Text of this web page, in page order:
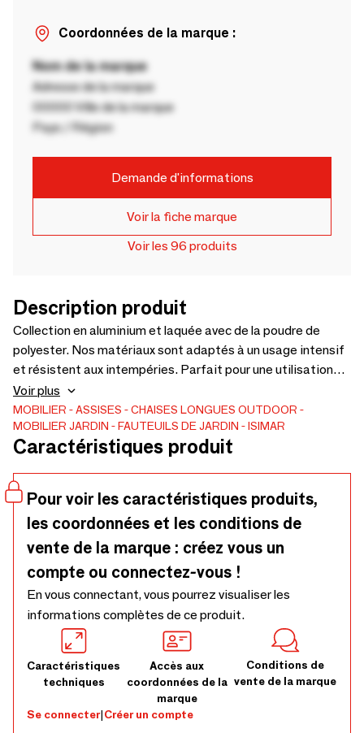
Coordonnées de la marque :
Nom de la marque
Adresse de la marque
00000 Ville de la marque
Pays / Région
Demande d'informations
Voir la fiche marque
Voir les 96 produits
Description produit
Collection en aluminium et laquée avec de la poudre de
polyester. Nos matériaux sont adaptés à un usage intensif
et résistent aux intempéries. Parfait pour une utilisation
intérieure, extérieure et contractuelle. Nos matériaux sont
également nobles, 100 % recyclés et recyclables et
respectueux de l'environnement. Choisissez la couleur du
cadre parmi nos 32 finitions métalliques pour une utilisation
22 couleurs et textures différentes, adaptées à une
utilisation intérieure et extérieure.
Voir plus
MOBILIER ASSISES CHAISES LONGUES OUTDOOR
MOBILIER JARDIN
FAUTEUILS DE JARDIN ISIMAR
Caractéristiques produit
Pour voir les caractéristiques produits,
les coordonnées et les conditions de
vente de la marque : créez vous un
compte ou connectez-vous !
En vous connectant, vous pourrez visualiser les
informations complètes de ce produit.
Caractéristiques
techniques
Accès aux
coordonnées de la
marque
Conditions de
vente de la marque
Se connecter|Créer un compte